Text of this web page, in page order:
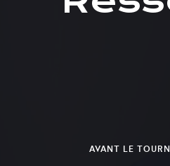
AVANT LE